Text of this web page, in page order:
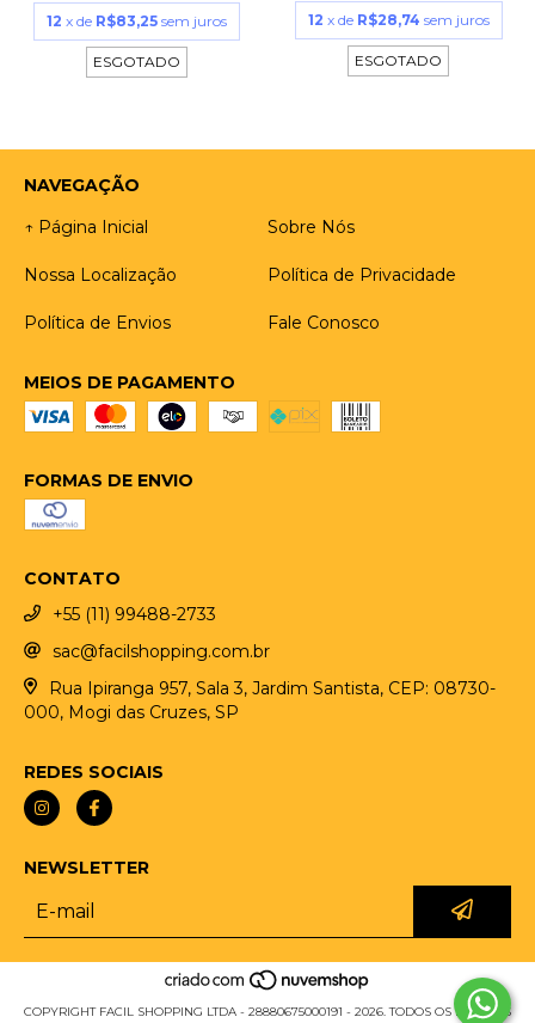
12 x de R$83,25 sem juros
ESGOTADO
12 x de R$28,74 sem juros
ESGOTADO
NAVEGAÇÃO
↑ Página Inicial
Sobre Nós
Nossa Localização Política de Privacidade
Política de Envios Fale Conosco
MEIOS DE PAGAMENTO
FORMAS DE ENVIO
CONTATO
+55 (11) 99488-2733
sac@facilshopping.com.br
Rua Ipiranga 957, Sala 3, Jardim Santista, CEP: 08730-
000, Mogi das Cruzes, SP
REDES SOCIAIS
NEWSLETTER
COPYRIGHT FACIL SHOPPING LTDA - 28880675000191 - 2026. TODOS OS DIREITOS